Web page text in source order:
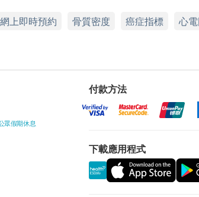
網上即時預約 骨質密度 癌症指標 心
眾假期休息
付款方法
下載應用程式